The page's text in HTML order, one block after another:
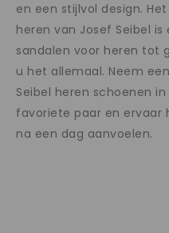
en een stijlvol design.
heren van Josef Seibel is
sandalen voor heren tot
u het allemaal. Neem
Seibel heren schoenen
favoriete paar en ervaar
na een dag aanvoelen.